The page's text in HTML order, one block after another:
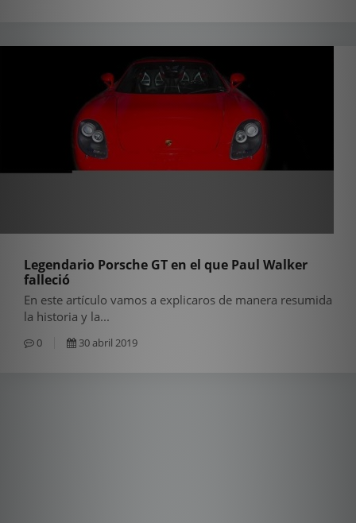
Legendario Porsche GT en el que Paul Walker
falleció
En este artículo vamos a explicaros de manera resumida
la historia y la...
0 30 abril 2019